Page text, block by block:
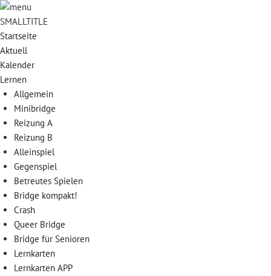
SMALLTITLE
Startseite
Aktuell
Kalender
Lernen
Allgemein
Minibridge
Reizung A
Reizung B
Alleinspiel
Gegenspiel
Betreutes Spielen
Bridge kompakt!
Crash
Queer Bridge
Bridge für Senioren
Lernkarten
Lernkarten APP